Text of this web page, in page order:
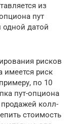
из
пут
датой
рисков
имеется риск
по 10
пут-опциона
колл-
стоимость